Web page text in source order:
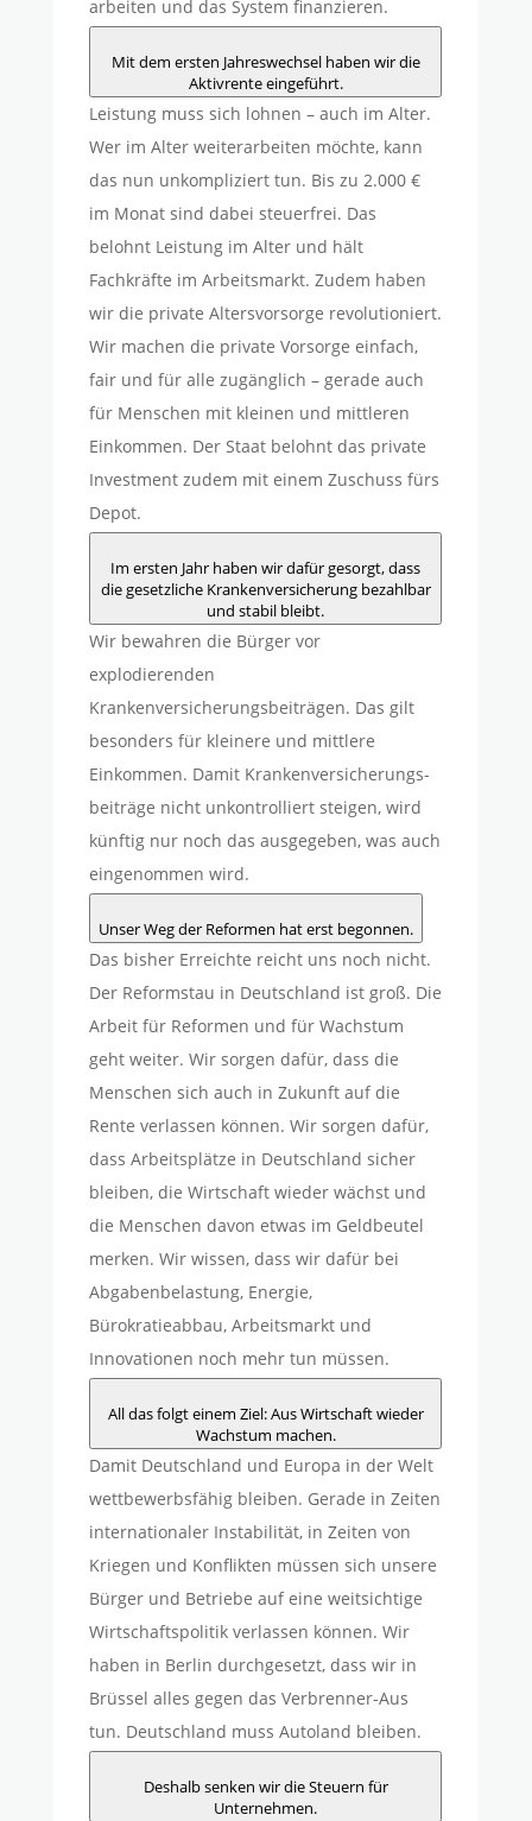
arbeiten und das System finanzieren.
Mit dem ersten Jahreswechsel haben wir die
Aktivrente eingeführt.
Leistung muss sich lohnen – auch im Alter.
Wer im Alter weiterarbeiten möchte, kann
das nun unkompliziert tun. Bis zu 2.000 €
im Monat sind dabei steuerfrei. Das
belohnt Leistung im Alter und hält
Fachkräfte im Arbeitsmarkt. Zudem haben
wir die private Altersvorsorge revolutioniert.
Wir machen die private Vorsorge einfach,
fair und für alle zugänglich – gerade auch
für Menschen mit kleinen und mittleren
Einkommen. Der Staat belohnt das private
Investment zudem mit einem Zuschuss fürs
Depot.
Im ersten Jahr haben wir dafür gesorgt, dass
die gesetzliche Krankenversicherung bezahlbar
und stabil bleibt.
Wir bewahren die Bürger vor
explodierenden
Krankenversicherungsbeiträgen. Das gilt
besonders für kleinere und mittlere
Einkommen. Damit Krankenversicherungs-
beiträge nicht unkontrolliert steigen, wird
künftig nur noch das ausgegeben, was auch
eingenommen wird.
Unser Weg der Reformen hat erst begonnen.
Das bisher Erreichte reicht uns noch nicht.
Der Reformstau in Deutschland ist groß. Die
Arbeit für Reformen und für Wachstum
geht weiter. Wir sorgen dafür, dass die
Menschen sich auch in Zukunft auf die
Rente verlassen können. Wir sorgen dafür,
dass Arbeitsplätze in Deutschland sicher
bleiben, die Wirtschaft wieder wächst und
die Menschen davon etwas im Geldbeutel
merken. Wir wissen, dass wir dafür bei
Abgabenbelastung, Energie,
Bürokratieabbau, Arbeitsmarkt und
Innovationen noch mehr tun müssen.
All das folgt einem Ziel: Aus Wirtschaft wieder
Wachstum machen.
Damit Deutschland und Europa in der Welt
wettbewerbsfähig bleiben. Gerade in Zeiten
internationaler Instabilität, in Zeiten von
Kriegen und Konflikten müssen sich unsere
Bürger und Betriebe auf eine weitsichtige
Wirtschaftspolitik verlassen können. Wir
haben in Berlin durchgesetzt, dass wir in
Brüssel alles gegen das Verbrenner-Aus
tun. Deutschland muss Autoland bleiben.
Deshalb senken wir die Steuern für
Unternehmen.